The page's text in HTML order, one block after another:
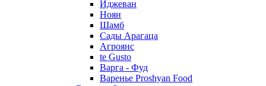
Иджеван
Ноян
Шамб
Сады Арагаца
Агроянс
te Gusto
Варга - Фуд
Варенье Proshyan Food